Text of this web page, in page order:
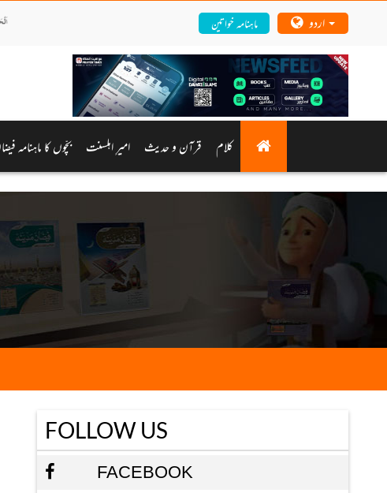
ماہنامہ خواتین
کلام قرآن و حدیث امیرِ اہلسنت بچّوں کا ماہنامہ
FOLLOW US
FACEBOOK